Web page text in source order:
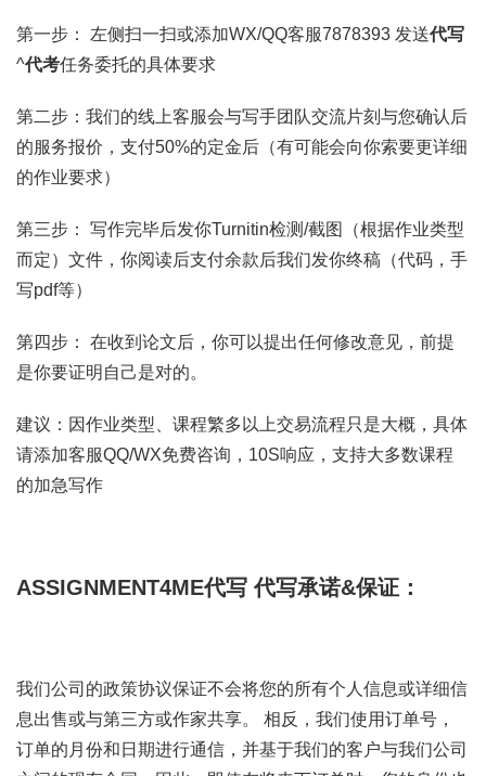
第一步： 左侧扫一扫或添加WX/QQ客服7878393 发送代写
^代考任务委托的具体要求
第二步：我们的线上客服会与写手团队交流片刻与您确认后
的服务报价，支付50%的定金后（有可能会向你索要更详细
的作业要求）
第三步： 写作完毕后发你Turnitin检测/截图（根据作业类型
而定）文件，你阅读后支付余款后我们发你终稿（代码，手
写pdf等）
第四步： 在收到论文后，你可以提出任何修改意见，前提
是你要证明自己是对的。
建议：因作业类型、课程繁多以上交易流程只是大概，具体
请添加客服QQ/WX免费咨询，10S响应，支持大多数课程
的加急写作
ASSIGNMENT4ME代写代写承诺&保证：
我们公司的政策协议保证不会将您的所有个人信息或详细信
息出售或与第三方或作家共享。 相反，我们使用订单号，
订单的月份和日期进行通信，并基于我们的客户与我们公司